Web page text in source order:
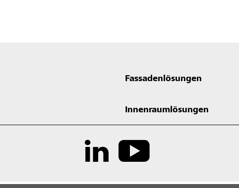
Fassadenlösungen
Innenraumlösungen